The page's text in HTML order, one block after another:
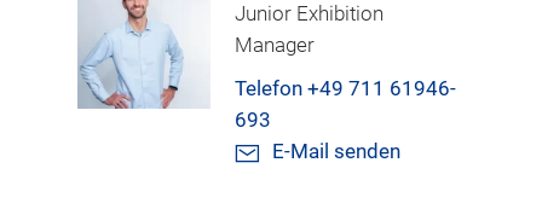
Junior Exhibition
Manager
Telefon +49 711 61946-
693
E-Mail senden